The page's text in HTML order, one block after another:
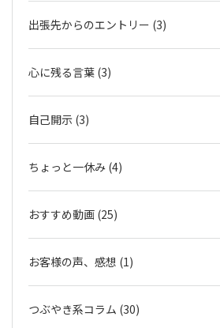
出張先からのエントリー (3)
心に残る言葉 (3)
自己開示 (3)
ちょっと一休み (4)
おすすめ動画 (25)
お客様の声、感想 (1)
つぶやき系コラム (30)